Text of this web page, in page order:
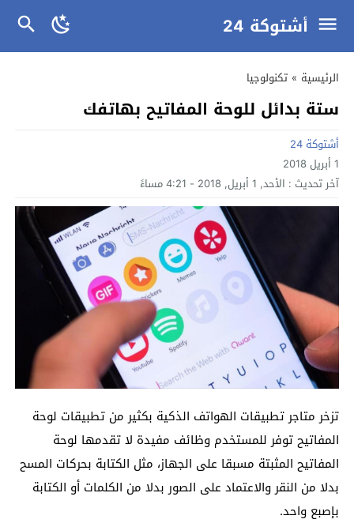
أشتوكة 24
الرئيسية » تكنولوجيا
ستة بدائل للوحة المفاتيح بهاتفك
أشتوكة 24
1 أبريل 2018
آخر تحديث : الأحد, 1 أبريل, 2018 - 4:21 مساءً
تزخر متاجر تطبيقات الهواتف الذكية بكثير من تطبيقات لوحة
المفاتيح توفر للمستخدم وظائف مفيدة لا تقدمها لوحة
المفاتيح المثبتة مسبقا على الجهاز، مثل الكتابة بحركات المسح
بدلا من النقر والاعتماد على الصور بدلا من الكلمات أو الكتابة
بإصبع واحد.